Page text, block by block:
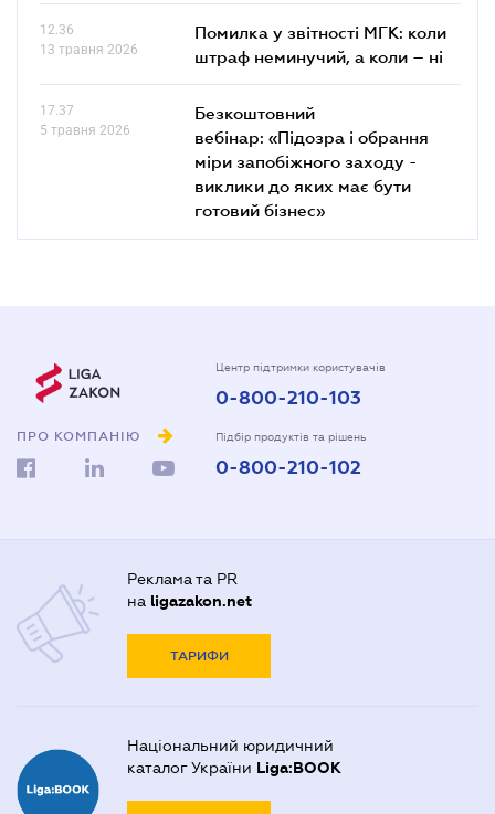
12.36
13 травня 2026
Помилка у звітності МГК: коли
штраф неминучий, а коли – ні
17.37
5 травня 2026
Безкоштовний
вебінар: «Підозра і обрання
міри запобіжного заходу -
виклики до яких має бути
готовий бізнес»
ПРО КОМПАНІЮ
Центр підтримки користувачів
0-800-210-103
Підбір продуктів та рішень
0-800-210-102
Реклама та PR
на ligazakon.net
ТАРИФИ
Національний юридичний
каталог України Liga:BOOK